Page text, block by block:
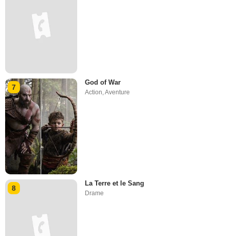
7
God of War
Action,Aventure
8
La Terre et le Sang
Drame